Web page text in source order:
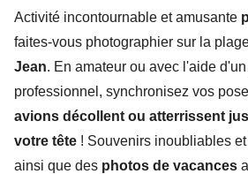
Activité incontournable et amusante
faites-vous photographier sur la
Jean. En amateur ou avec l'aide
professionnel, synchronisez vos
avions décollent ou atterrissent
votre tête ! Souvenirs inoubliables
ainsi que des photos de vacances